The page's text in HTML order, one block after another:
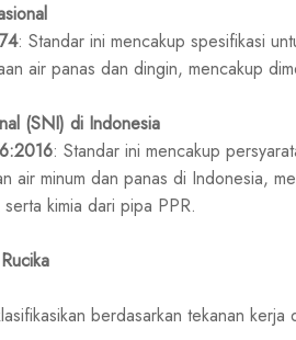
: Standar ini mencakup spesifikasi
air panas dan dingin, mencakup
(SNI) di Indonesia
: Standar ini mencakup
air minum dan panas di Indonesia,
kimia dari pipa PPR.
berdasarkan tekanan